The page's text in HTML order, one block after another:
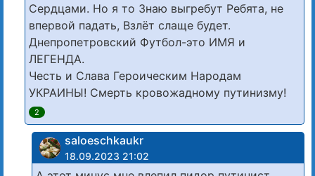
Сердцами. Но я то Знаю выгребут Ребята, не
впервой падать, Взлёт слаще будет.
Днепропетровский Футбол-это ИМЯ и
ЛЕГЕНДА.
Честь и Слава Героическим Народам
УКРАИНЫ! Смерть кровожадному путинизму!
2
saloeschkaukr
18.09.2023 21:02